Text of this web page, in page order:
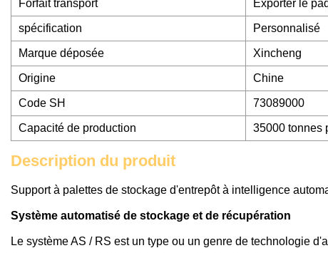
Forfait transport Exporter le
spécification Personnalisé
Marque déposée Xincheng
Origine Chine
Code SH 73089000
Capacité de production 35000 tonnes
Description du produit
Support à palettes de stockage d'entrepôt à intelligence
Système automatisé de stockage et de récupération
Le système AS / RS est un type ou un genre de technologie